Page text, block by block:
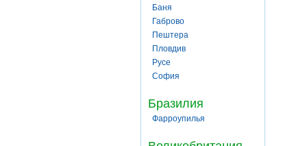
Баня
Габрово
Пештера
Пловдив
Русе
София
Бразилия
Фарроупилья